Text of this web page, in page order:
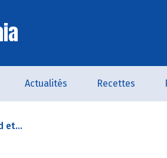
Actualités Recettes
et...